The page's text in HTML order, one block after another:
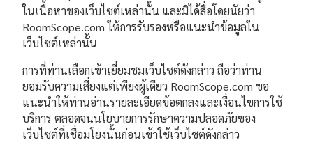
ในเนื้อหาของเว็บไซต์เหล่านั้น และมิได้สื่อโดยนัยว่า
RoomScope.com ให้การรับรองหรือแนะนำข้อมูลใน
เว็บไซต์เหล่านั้น
การที่ท่านเลือกเข้าเยี่ยมชมเว็บไซต์ดังกล่าว ถือว่าท่าน
ยอมรับความเสี่ยงแต่เพียงผู้เดียว RoomScope.com ขอ
แนะนำให้ท่านอ่านรายละเอียดข้อตกลงและเงื่อนไขการใช้
บริการ ตลอดจนนโยบายการรักษาความปลอดภัยของ
เว็บไซต์ที่เชื่อมโยงนั้นก่อนเข้าใช้เว็บไซต์ดังกล่าว